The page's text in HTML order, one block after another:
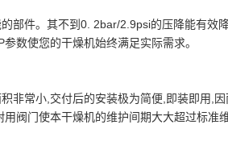
部件。其不到0. 2bar/2.9psi的压降能有效
数使您的干燥机始终满足实际需求。
非常小,交付后的安装极为简便,即装即用,
阀门使本干燥机的维护间期大大超过标准维